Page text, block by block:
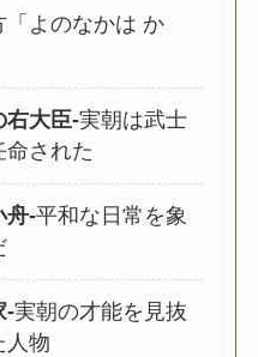
「よのなかは か
大臣‐実朝は武士
命された
‐平和な日常を象
実朝の才能を見抜
人物